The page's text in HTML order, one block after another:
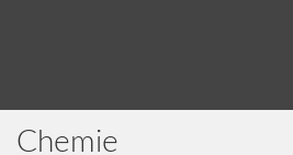
Chemie